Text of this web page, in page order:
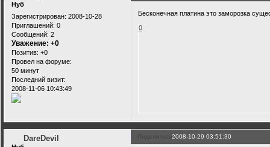
Нуб
Зарегистрирован: 2008-10-28
Приглашений: 0
Сообщений: 2
Уважение: +0
Позитив: +0
Провел на форуме:
50 минут
Последний визит:
2008-11-06 10:43:49
Бесконечная платина это заморозка
0
Поделиться2008-10-29 03:51:30
DareDevil